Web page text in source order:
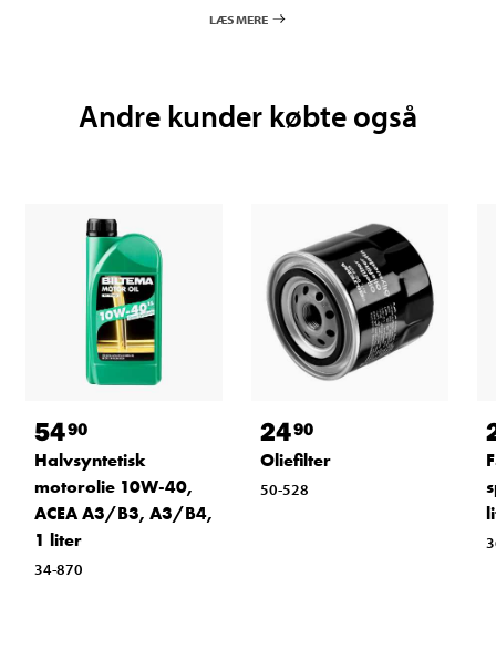
LÆS MERE
Andre kunder købte også
5490
Halvsyntetisk
motorolie 10W-40,
ACEA A3/B3, A3/B4,
1 liter
34-870
2490
Oliefilter
50-528